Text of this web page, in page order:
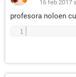
16 feb 2017
profesora noloen